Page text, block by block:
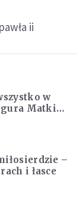
ii
w
Matki
–
i łasce